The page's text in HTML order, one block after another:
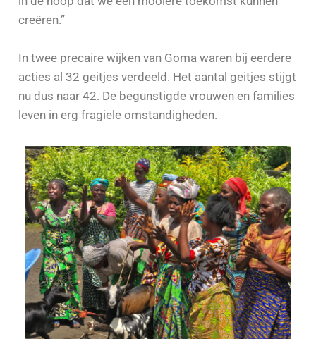
creëren.”
In twee precaire wijken van Goma waren bij eerdere
acties al 32 geitjes verdeeld. Het aantal geitjes stijgt
nu dus naar 42. De begunstigde vrouwen en families
leven in erg fragiele omstandigheden.